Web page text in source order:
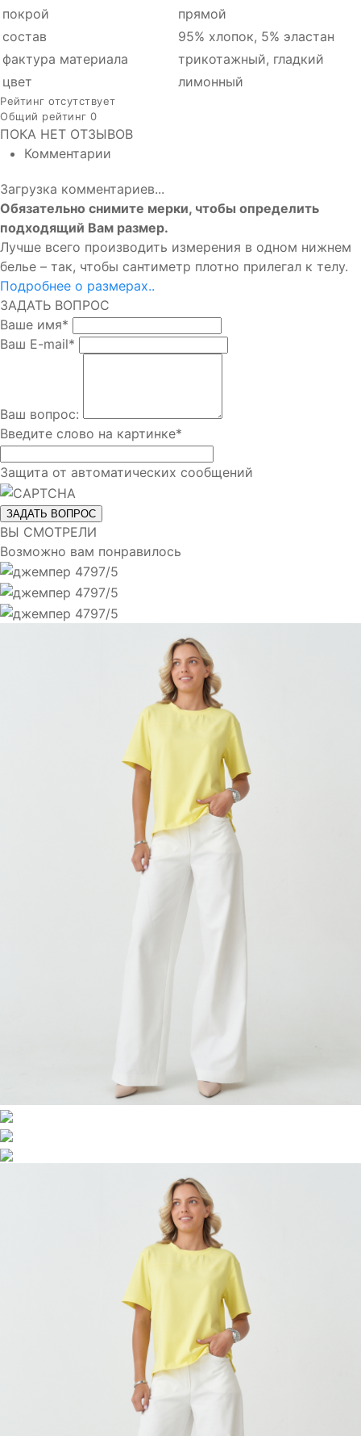
покрой
прямой
состав
95% хлопок, 5% эластан
фактура материала
трикотажный, гладкий
цвет
лимонный
Рейтинг отсутствует
Общий рейтинг 0
ПОКА НЕТ ОТЗЫВОВ
Комментарии
Загрузка комментариев...
Обязательно снимите мерки, чтобы определить
подходящий Вам размер.
Лучше всего производить измерения в одном нижнем
белье – так, чтобы сантиметр плотно прилегал к телу.
Подробнее о размерах..
ЗАДАТЬ ВОПРОС
Ваше имя*
Ваш E-mail*
Ваш вопрос:
Введите слово на картинке*
Защита от автоматических сообщений
ВЫ СМОТРЕЛИ
Возможно вам понравилось